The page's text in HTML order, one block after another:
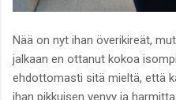
Nää on nyt ihan överikireät,
jalkaan en ottanut kokoa
ehdottomasti sitä mieltä, että
ihan pikkuisen venyy ja